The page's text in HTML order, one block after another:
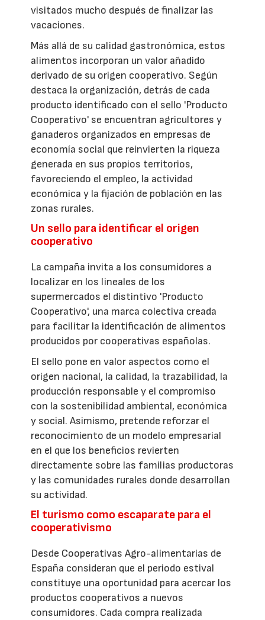
visitados mucho después de finalizar las
vacaciones.
Más allá de su calidad gastronómica, estos
alimentos incorporan un valor añadido
derivado de su origen cooperativo. Según
destaca la organización, detrás de cada
producto identificado con el sello 'Producto
Cooperativo' se encuentran agricultores y
ganaderos organizados en empresas de
economía social que reinvierten la riqueza
generada en sus propios territorios,
favoreciendo el empleo, la actividad
económica y la fijación de población en las
zonas rurales.
Un sello para identificar el origen
cooperativo
La campaña invita a los consumidores a
localizar en los lineales de los
supermercados el distintivo 'Producto
Cooperativo', una marca colectiva creada
para facilitar la identificación de alimentos
producidos por cooperativas españolas.
El sello pone en valor aspectos como el
origen nacional, la calidad, la trazabilidad, la
producción responsable y el compromiso
con la sostenibilidad ambiental, económica
y social. Asimismo, pretende reforzar el
reconocimiento de un modelo empresarial
en el que los beneficios revierten
directamente sobre las familias productoras
y las comunidades rurales donde desarrollan
su actividad.
El turismo como escaparate para el
cooperativismo
Desde Cooperativas Agro-alimentarias de
España consideran que el periodo estival
constituye una oportunidad para acercar los
productos cooperativos a nuevos
consumidores. Cada compra realizada